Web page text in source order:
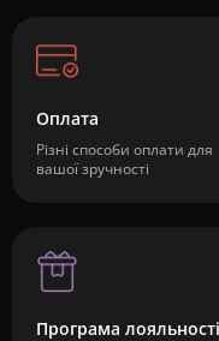
Оплата
Різні способи оплати для
вашої зручності
Програма лояльності